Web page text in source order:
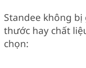
Standee không
thước hay chất
chọn: